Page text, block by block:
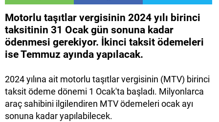
Motorlu taşıtlar vergisinin 2024 yılı birinci
taksitinin 31 Ocak gün sonuna kadar
ödenmesi gerekiyor. İkinci taksit ödemeleri
ise Temmuz ayında yapılacak.
2024 yılına ait motorlu taşıtlar vergisinin (MTV) birinci
taksit ödeme dönemi 1 Ocak'ta başladı. Milyonlarca
araç sahibini ilgilendiren MTV ödemeleri ocak ayı
sonuna kadar yapılabilecek.